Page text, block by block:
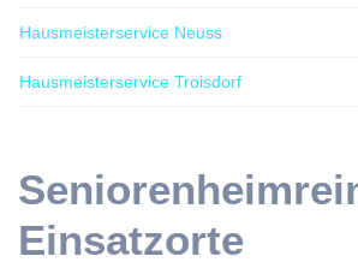
Hausmeisterservice Neuss
Hausmeisterservice Troisdorf
Einsatzorte